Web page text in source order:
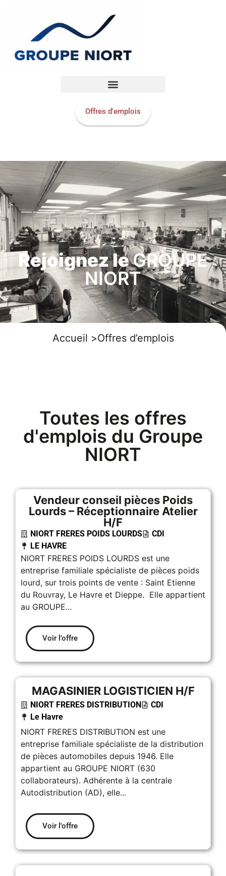
Offres d'emplois
Rejoignez leGROUPE
NIORT
Accueil >Offres d’emplois
Toutes les offres
d'emplois du Groupe
NIORT
Vendeur conseil pièces Poids
Lourds – Réceptionnaire Atelier
H/F
NIORT FRERES POIDS LOURDS
CDI
LE HAVRE
NIORT FRERES POIDS LOURDS est une
entreprise familiale spécialiste de pièces poids
lourd, sur trois points de vente : Saint Etienne
du Rouvray, Le Havre et Dieppe. Elle appartient
au GROUPE...
Voir l'offre
MAGASINIER LOGISTICIEN H/F
NIORT FRERES DISTRIBUTION
CDI
Le Havre
NIORT FRERES DISTRIBUTION est une
entreprise familiale spécialiste de la distribution
de pièces automobiles depuis 1946. Elle
appartient au GROUPE NIORT (630
collaborateurs). Adhérente à la centrale
Autodistribution (AD), elle...
Voir l'offre